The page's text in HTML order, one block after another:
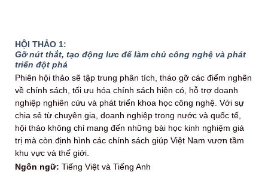
HỘI THẢO 1:
Gỡ nút thắt, tạo động lưc để làm chủ công nghệ và phát
triển đột phá
Phiên hội thảo sẽ tập trung phân tích, tháo gỡ các điểm nghẽn
về chính sách, tối ưu hóa chính sách hiện có, hỗ trợ doanh
nghiệp nghiên cứu và phát triển khoa học công nghệ. Với sự
chia sẻ từ chuyên gia, doanh nghiệp trong nước và quốc tế,
hội thảo không chỉ mang đến những bài học kinh nghiệm giá
trị mà còn định hình các chính sách giúp Việt Nam vươn tầm
khu vực và thế giới.
Ngôn ngữ: Tiếng Việt và Tiếng Anh